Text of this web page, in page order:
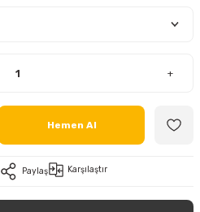
+
Hemen Al
Paylaş Karşılaştır